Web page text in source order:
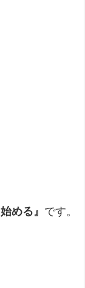
める』 です。